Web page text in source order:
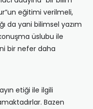
eğitimi verilmeli,
da yani bilimsel yazım
üslubu ile
bir nefer daha
etiği ile ilgili
Bazen